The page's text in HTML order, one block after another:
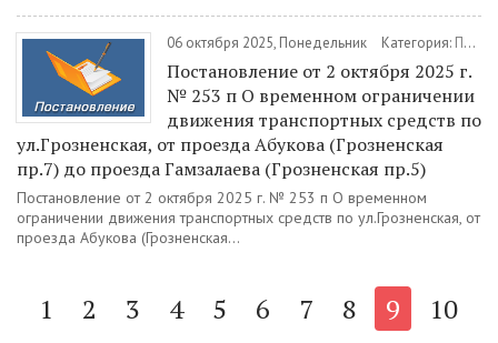
06 октября 2025, Понедельник Категория: Постановления
Постановление от 2 октября 2025 г.
№ 253 п О временном ограничении
движения транспортных средств по
ул.Грозненская, от проезда Абукова (Грозненская
пр.7) до проезда Гамзалаева (Грозненская пр.5)
Постановление от 2 октября 2025 г. № 253 п О временном
ограничении движения транспортных средств по ул.Грозненская, от
проезда Абукова (Грозненская...
1 2 3 4 5 6 7 8 9
10